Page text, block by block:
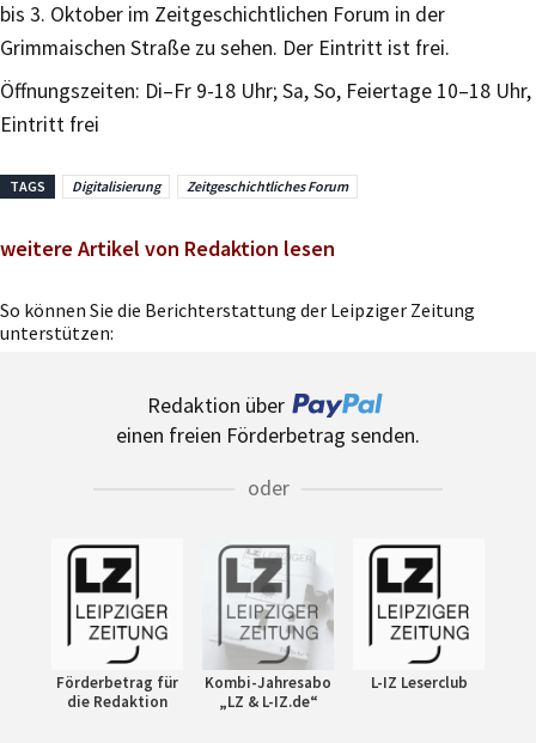
bis 3. Oktober im Zeitgeschichtlichen Forum in der
Grimmaischen Straße zu sehen. Der Eintritt ist frei.
Öffnungszeiten: Di–Fr 9-18 Uhr; Sa, So, Feiertage 10–18 Uhr,
Eintritt frei
TAGS Digitalisierung Zeitgeschichtliches Forum
weitere Artikel von Redaktion lesen
So können Sie die Berichterstattung der Leipziger Zeitung
unterstützen:
Redaktion über
einen freien Förderbetrag senden.
oder
Förderbetrag für
die Redaktion
Kombi-Jahresabo
„LZ & L-IZ.de“
L-IZ Leserclub